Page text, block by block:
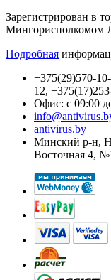
Зарегистрирован в
Мингорисполкомом
Подробная
+375(29)570-
12,
Офис: с 09:00
antivirus.by
Минский р-н,
Восточная 4,